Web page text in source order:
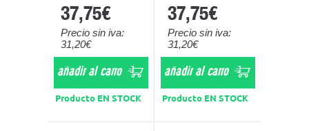
Producto EN STOCK
37,75€
Precio sin iva:
31,20€
añadir al carro
Producto EN STOCK
37,75€
Precio sin iva:
31,20€
añadir al carro